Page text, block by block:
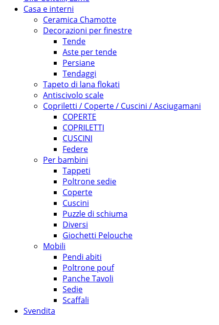
Casa e interni
Ceramica Chamotte
Decorazioni per finestre
Tende
Aste per tende
Persiane
Tendaggi
Tapeto di lana flokati
Antiscivolo scale
Copriletti / Coperte / Cuscini / Asciugamani
COPERTE
COPRILETTI
CUSCINI
Federe
Per bambini
Tappeti
Poltrone sedie
Coperte
Cuscini
Puzzle di schiuma
Diversi
Giochetti Pelouche
Mobili
Pendi abiti
Poltrone pouf
Panche Tavoli
Sedie
Scaffali
Svendita